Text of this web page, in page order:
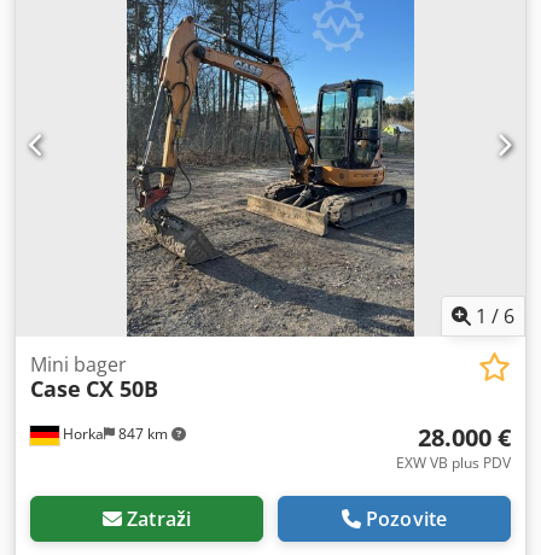
1 / 6
Horka 847 km
Mini bager
Case CX 50B
28.000 €
EXW VB plus PDV
Zatraži Pozovite